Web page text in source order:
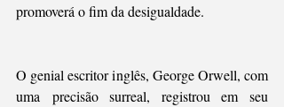
promoverá o fim da desigualdade.
O genial escritor inglês, George Orwell, com
uma precisão surreal, registrou em seu